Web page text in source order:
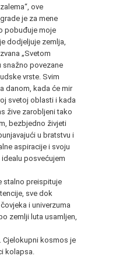
ove
je za mene
pobuđuje moje
do­djeljuje zemlja,
„Sve­tom
snažno povezane
vrste. Svim
danom, kada će mir
svetoj oblasti i kada
žive zarobljeni tako
bezbjedno živjeti
u bratstvu i
aspiracije i svoju
posvećujem
stalno preispituje
sve dok
i univerzuma
zemlji luta usamljen,
Cjelokupni kosmos je
kolapsa.